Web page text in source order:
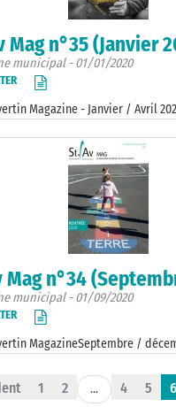
Mag n°35 (Janvier
municipal - 01/01/2020
Magazine - Janvier / Avril
Mag n°34
municipal - 01/09/2020
MagazineSeptembre /
1 2 ... 4 5 6